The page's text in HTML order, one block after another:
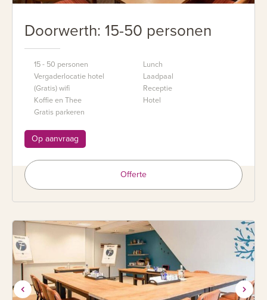
Doorwerth: 15-50 personen
15 - 50 personen
Vergaderlocatie hotel
(Gratis) wifi
Koffie en Thee
Gratis parkeren
Lunch
Laadpaal
Receptie
Hotel
Op aanvraag
Offerte